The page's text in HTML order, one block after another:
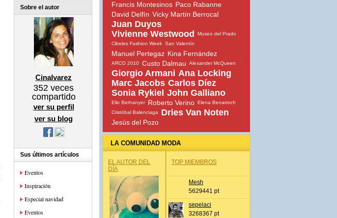
Sobre el autor
Cinalvarez
352 veces
compartido
ver su perfil
ver su blog
Sus últimos artículos
Eventos
Inspiración
Especial navidad
Eventos
Francis Montesinos Paco Rabanne
David Delfín Vicky Martín Berrocal
Juan Duyos
Vivienne Westwood
Museo del Prado
Cibeles Fashion Week San Valentín
Manuel Pertegaz Kina Fernández
ARCO 2010 Custo Dalmau Alexander McQueen
Giorgio Armani Ana Locking
Marc Jacobs Carlos Díez
Sonia Rykiel John Galliano
Elio Berhanyer Roberto Verino Elena Benarroch
Cristóbal Balenciaga
Dries Van Noten
Jesús del Pozo
LA COMUNIDAD MODA
EL AUTOR DEL
DÍA
TOP MIEMBROS
Mesh
5629441 pt
sepelaci
3268367 pt